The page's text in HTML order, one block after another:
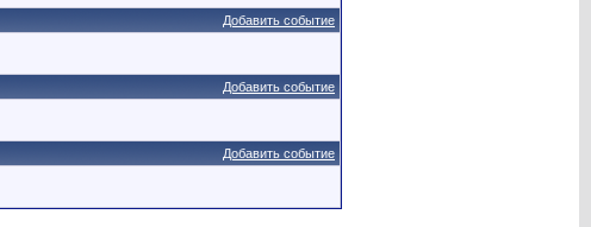
Добавить событие
Добавить событие
Добавить событие